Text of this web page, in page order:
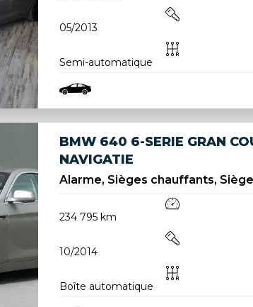
05/2013
Semi-automatique
BMW 640 6-SERIE GRAN
NAVIGATIE
Alarme, Sièges chauffants,
234 795 km
10/2014
Boîte automatique